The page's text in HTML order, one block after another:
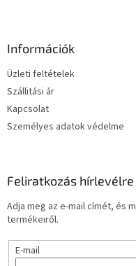
Információk
Üzleti feltételek
Szállitási ár
Kapcsolat
Személyes adatok védelme
Feliratkozás hírlevélre
Adja meg az e-mail címét, és
termékeiről.
E-mail